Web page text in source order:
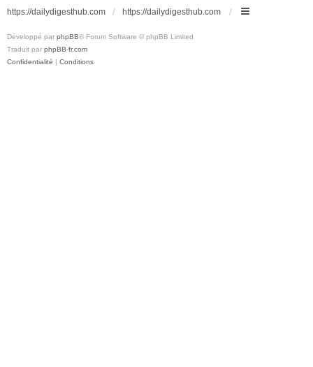
https://dailydigesthub.com https://dailydigesthub.com
Développé par phpBB® Forum Software © phpBB Limited
Traduit par phpBB-fr.com
Confidentialité | Conditions